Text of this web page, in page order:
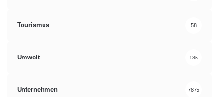
Tourismus 58
Umwelt 135
Unternehmen 7875